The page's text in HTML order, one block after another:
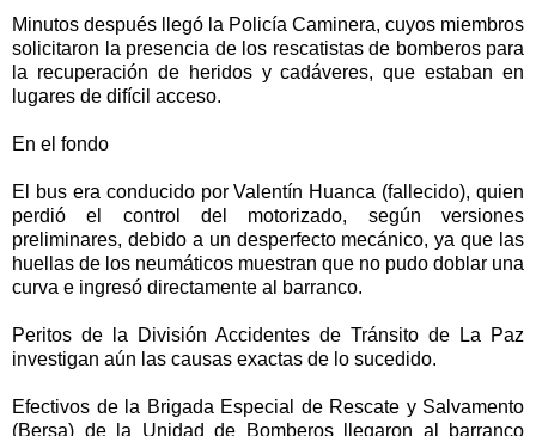
Minutos después llegó la Policía Caminera, cuyos miembros
solicitaron la presencia de los rescatistas de bomberos para
la recuperación de heridos y cadáveres, que estaban en
lugares de difícil acceso.
En el fondo
El bus era conducido por Valentín Huanca (fallecido), quien
perdió el control del motorizado, según versiones
preliminares, debido a un desperfecto mecánico, ya que las
huellas de los neumáticos muestran que no pudo doblar una
curva e ingresó directamente al barranco.
Peritos de la División Accidentes de Tránsito de La Paz
investigan aún las causas exactas de lo sucedido.
Efectivos de la Brigada Especial de Rescate y Salvamento
(Bersa) de la Unidad de Bomberos llegaron al barranco